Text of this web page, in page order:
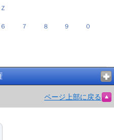
Ｚ
６ ７ ８ ９ ０
ページ上部に戻る